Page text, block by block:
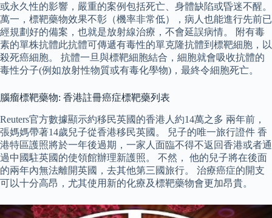
或永久性的影響，嚴重的案例包括死亡、身體缺陷或昏迷不醒。
萬一，標靶藥物效果不彰（機率非常低），病人也能進行先前已
經規劃好的備案，也就是放射線治療，不會延誤病情。 附有毒
素的單株抗體此抗體可傳遞有毒性的單克隆抗體到標靶細胞，以
殺死癌細胞。 抗體一旦與標靶細胞結合，細胞就會吸收抗體的
毒性分子(例如放射性物質或有毒化學物)，最終令細胞死亡。
腦瘤標靶藥物: 香港註冊癌症標靶藥列表
Reuters官方數據顯示約移民英國的香港人約14萬之多 兩年前，
張媽媽帶著14歲兒子從香港移民英國。 兒子的唯一旅行證件 香
港特區護照將於一年後過期，一家人面臨不得不返回香港或者通
過中國駐英國的使領館辦理新護照。 不然， 他的兒子將在後面
的兩年內無法離開英國，去其他第三國旅行。 治療癌症的開支
可以十分高昂，尤其使用新的化療及標靶藥物會更加昂貴。